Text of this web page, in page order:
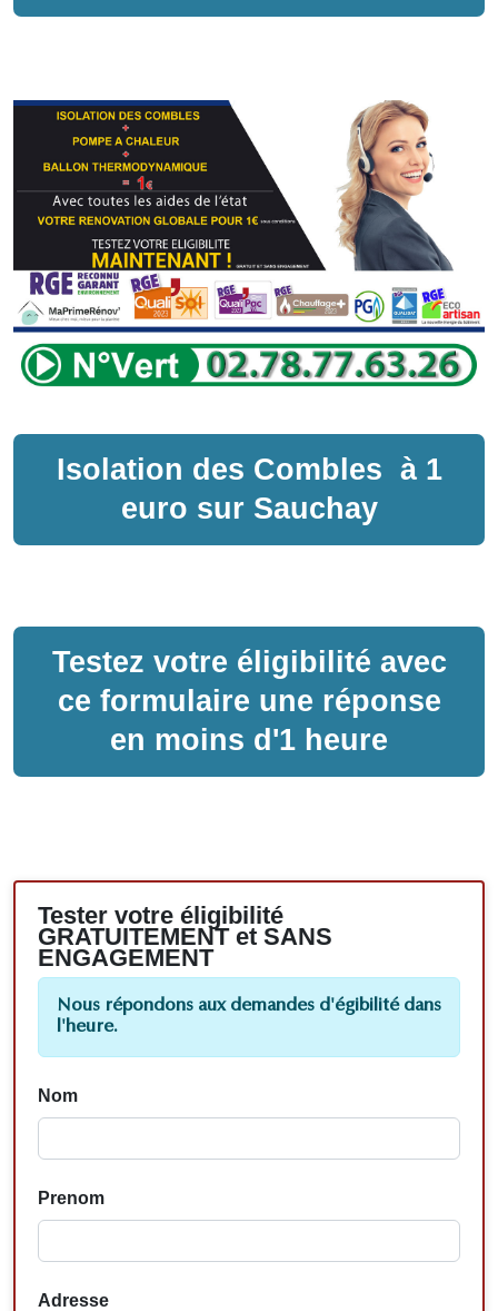
Isolation des Combles à 1
euro sur Sauchay
Testez votre éligibilité avec
ce formulaire une réponse
en moins d'1 heure
Tester votre éligibilité
GRATUITEMENT et SANS
ENGAGEMENT
Nous répondons aux demandes d'égibilité dans
l'heure.
Nom
Prenom
Adresse